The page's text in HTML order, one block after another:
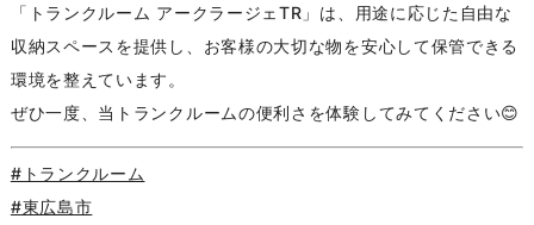
「トランクルーム アークラージェTR」は、用途に応じた自由な
収納スペースを提供し、お客様の大切な物を安心して保管できる
環境を整えています。
ぜひ一度、当トランクルームの便利さを体験してみてください😊
#トランクルーム
#東広島市